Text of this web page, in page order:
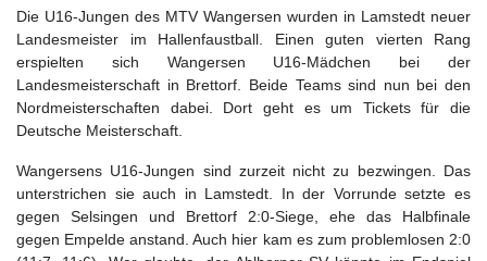
Die U16-Jungen des MTV Wangersen wurden in Lamstedt neuer
Landesmeister im Hallenfaustball. Einen guten vierten Rang
erspielten sich Wangersen U16-Mädchen bei der
Landesmeisterschaft in Brettorf. Beide Teams sind nun bei den
Nordmeisterschaften dabei. Dort geht es um Tickets für die
Deutsche Meisterschaft.
Wangersens U16-Jungen sind zurzeit nicht zu bezwingen. Das
unterstrichen sie auch in Lamstedt. In der Vorrunde setzte es
gegen Selsingen und Brettorf 2:0-Siege, ehe das Halbfinale
gegen Empelde anstand. Auch hier kam es zum problemlosen 2:0